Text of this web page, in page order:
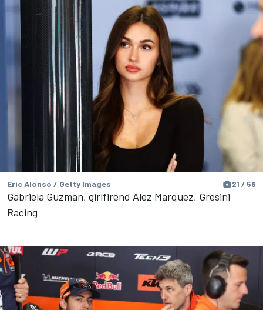
Eric Alonso / Getty Images 21 / 58
Gabriela Guzman, girlfirend Alez Marquez, Gresini
Racing